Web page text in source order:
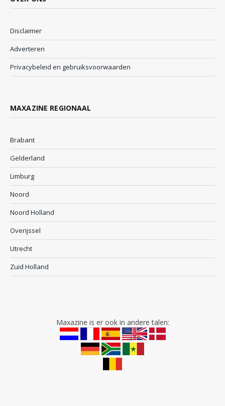
Disclaimer
Adverteren
Privacybeleid en gebruiksvoorwaarden
MAXAZINE REGIONAAL
Brabant
Gelderland
Limburg
Noord
Noord Holland
Overijssel
Utrecht
Zuid Holland
Maxazine is er ook in andere talen: